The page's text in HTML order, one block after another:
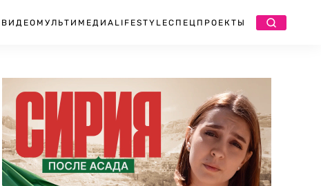
ВИДЕО МУЛЬТИМЕДИА LIFESTYLEСПЕЦПРОЕКТЫ